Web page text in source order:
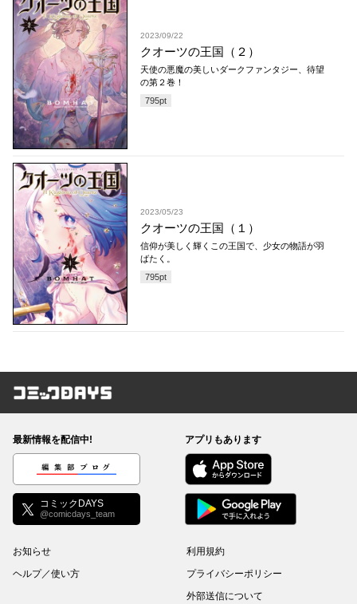
2023/09/22
クオーツの王国（２）
天使の悪魔の美しいダークファンタジー、待望
の第２巻！
795pt
2023/05/23
クオーツの王国（１）
信仰が美しく輝くこの王国で、少女の物語が羽
ばたく。
795pt
コミックDAYS
最新情報を配信中!
編集部ブログ
コミックDAYS
@comicdays_team
アプリもあります
お知らせ
ヘルプ／使い方
利用規約
プライバシーポリシー
外部送信について